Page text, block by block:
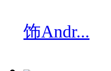
饰Andr...